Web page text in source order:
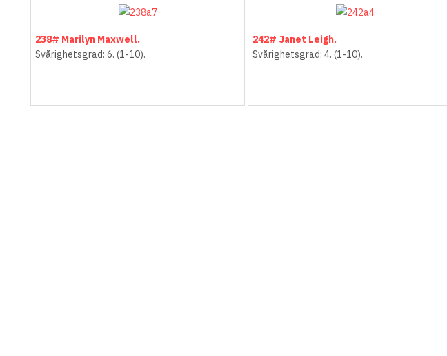
238# Marilyn Maxwell.
Svårighetsgrad: 6. (1-10).
242# Janet Leigh.
Svårighetsgrad: 4. (1-10).